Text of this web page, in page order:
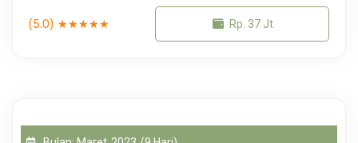
(5.0) ★★★★★ Rp. 37 Jt